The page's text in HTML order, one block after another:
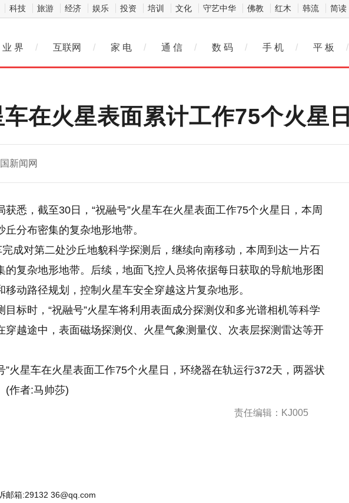
科技 旅游 经济 娱乐 投资 培训 文化 守艺中华 佛教 红木 韩流 简读
业 界 / 互联网 / 家 电 / 通 信 / 数 码 / 手 机 / 平 板 /
在火星表面累计工作75个火星日
新闻网
悉，截至30日，“祝融号”火星车在火星表面工作75个火星日，本周
分布密集的复杂地形地带。
完成对第二处沙丘地貌科学探测后，继续向南移动，本周到达一片石
的复杂地形地带。后续，地面飞控人员将依据每日获取的导航地形图
动路径规划，控制火星车安全穿越这片复杂地形。
目标时，“祝融号”火星车将利用表面成分探测仪和多光谱相机等科学
穿越途中，表面磁场探测仪、火星气象测量仪、次表层探测雷达等开
”火星车在火星表面工作75个火星日，环绕器在轨运行372天，两器状
(作者:马帅莎)
责任编辑：KJ005
邮箱:29132 36@qq.com